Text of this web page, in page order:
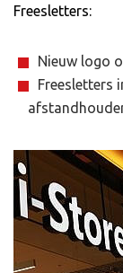
Freesletters:
Nieuw logo
Freesletters